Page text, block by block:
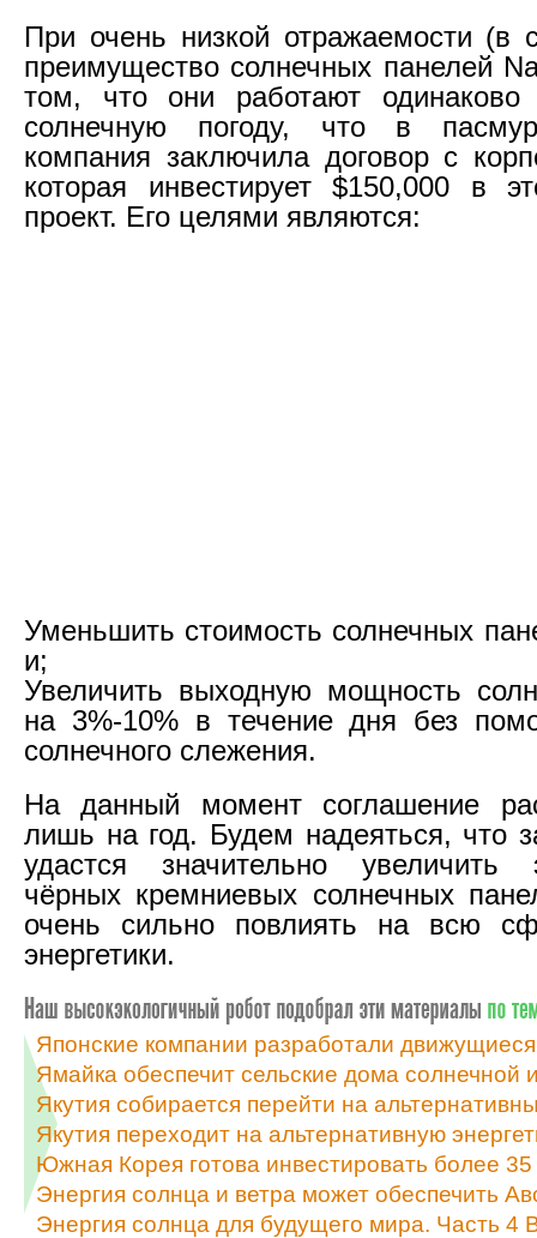
При очень низкой отражаемости (в
преимущество солнечных панелей
том, что они работают
солнечную погоду, что в
компания заключила договор с
которая инвестирует $150,000 в
проект. Его целями являются:
Уменьшить стоимость солнечных
и;
Увеличить выходную мощность
на 3%-10% в течение дня без
солнечного слежения.
На данный момент соглашение
лишь на год. Будем надеяться, что
удастся значительно увеличить
чёрных кремниевых солнечных
очень сильно повлиять на всю
энергетики.
Японские компании разработали
Ямайка обеспечит сельские дома солнечной
Якутия собирается перейти на
Якутия переходит на альтернативную
Южная Корея готова инвестировать более
Энергия солнца и ветра может обеспечить
Энергия солнца для будущего мира. Часть 4